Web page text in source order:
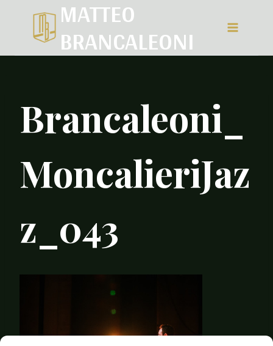
MATTEO
BRANCALEONI
Brancaleoni_
MoncalieriJaz
z_043